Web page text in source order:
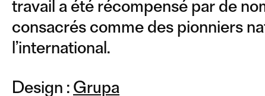
travail a été récompensé par de
consacrés comme des pionniers
l’international.
Design : Grupa